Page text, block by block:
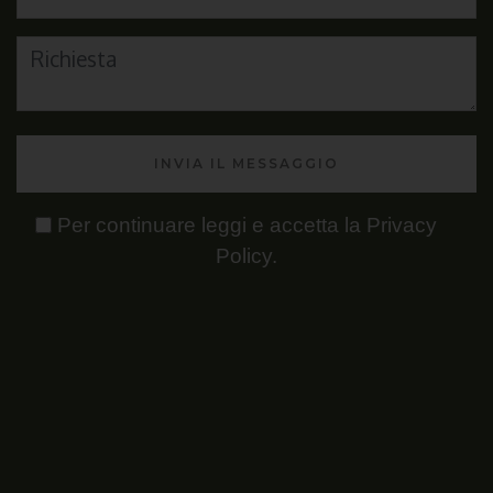
INVIA IL MESSAGGIO
Per continuare leggi e accetta la Privacy
Policy.